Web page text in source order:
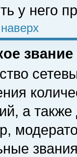
у него
а также